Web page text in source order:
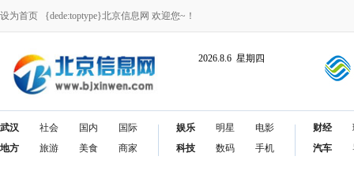
设为首页 {dede:toptype}北京信息网 欢迎您~！
2026.8.6 星期四
武汉
地方
社会
旅游
国内
美食
国际
商家
娱乐
科技
明星
数码
电影
手机
财经
汽车